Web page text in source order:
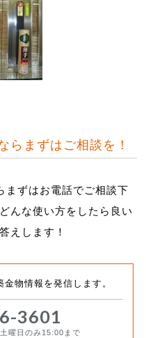
らまずはご相談を！
まずはお電話でご相談下
んな使い方をしたら良い
えします！
物情報を発信します。
3601
曜日のみ15:00まで